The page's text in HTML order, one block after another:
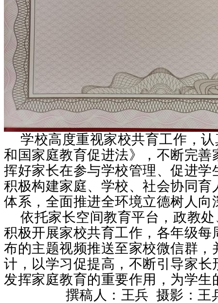
学校高度重视家校共育工作，
和国家庭教育促进法》，不断完
挥好家长在参与学校管理、促进
积极构建家庭、学校、社会协同育
体系 ，全面推进全环境立德树人
依托家长空间教育平台，政教
积极开展家校共育工作， 各年级每
布的主题视频推送至家校微信群
计，以学习促提高 ， 不断引导家长
发挥家庭教育的重要作用，为学生
撰稿人：王兵 摄影：王